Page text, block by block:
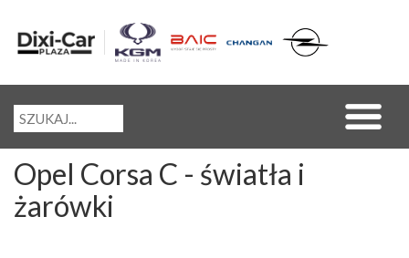
Opel Corsa C - światła i
żarówki